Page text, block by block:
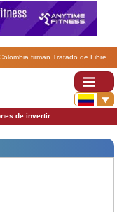
firman Tratado de Libre
de invertir